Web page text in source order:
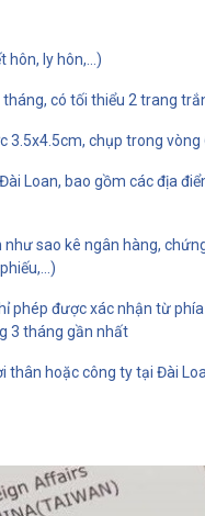
hôn, ly hôn,...)
có tối thiểu 2 trang
chụp trong vòng
Loan, bao gồm các địa
sao kê ngân hàng,
phép được xác nhận từ
3 tháng gần nhất
thân hoặc công ty tại Đài